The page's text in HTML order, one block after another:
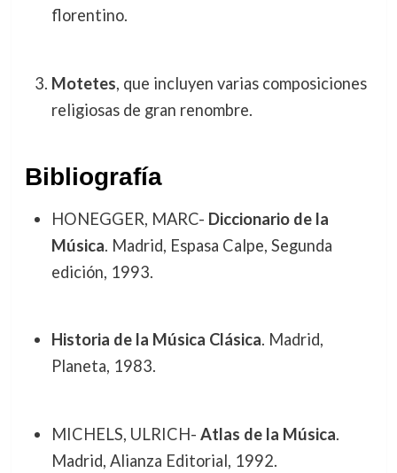
florentino.
Motetes, que incluyen varias composiciones
religiosas de gran renombre.
Bibliografía
HONEGGER, MARC- Diccionario de la
Música. Madrid, Espasa Calpe, Segunda
edición, 1993.
Historia de la Música Clásica. Madrid,
Planeta, 1983.
MICHELS, ULRICH- Atlas de la Música.
Madrid, Alianza Editorial, 1992.